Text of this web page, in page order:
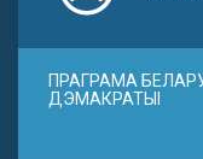
ПРАГРАМА
ДЭМАКРАТЫІ